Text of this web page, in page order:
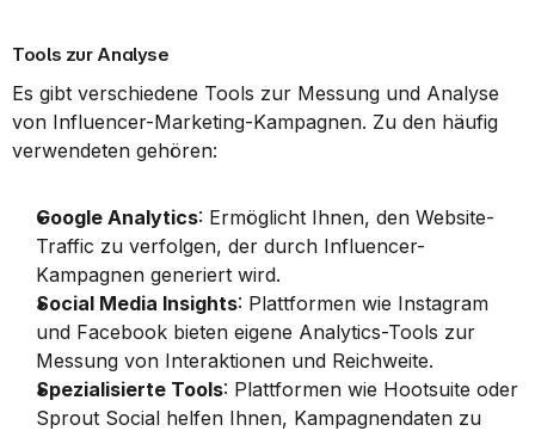
Tools zur Analyse
Es gibt verschiedene Tools zur Messung und Analyse
von Influencer-Marketing-Kampagnen. Zu den häufig
verwendeten gehören:
Google Analytics: Ermöglicht Ihnen, den Website-
Traffic zu verfolgen, der durch Influencer-
Kampagnen generiert wird.
Social Media Insights: Plattformen wie Instagram
und Facebook bieten eigene Analytics-Tools zur
Messung von Interaktionen und Reichweite.
Spezialisierte Tools: Plattformen wie Hootsuite oder
Sprout Social helfen Ihnen, Kampagnendaten zu